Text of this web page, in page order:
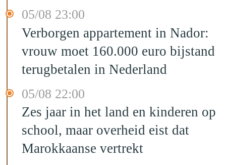
05/08 23:00
Verborgen appartement in Nador:
vrouw moet 160.000 euro bijstand
terugbetalen in Nederland
05/08 22:00
Zes jaar in het land en kinderen op
school, maar overheid eist dat
Marokkaanse vertrekt